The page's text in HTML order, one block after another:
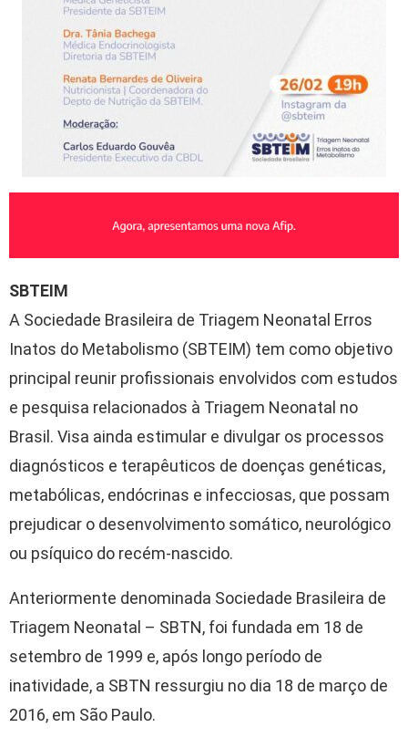
SBTEIM
A Sociedade Brasileira de Triagem Neonatal Erros
Inatos do Metabolismo (SBTEIM) tem como objetivo
principal reunir profissionais envolvidos com estudos
e pesquisa relacionados à Triagem Neonatal no
Brasil. Visa ainda estimular e divulgar os processos
diagnósticos e terapêuticos de doenças genéticas,
metabólicas, endócrinas e infecciosas, que possam
prejudicar o desenvolvimento somático, neurológico
ou psíquico do recém-nascido.
Anteriormente denominada Sociedade Brasileira de
Triagem Neonatal – SBTN, foi fundada em 18 de
setembro de 1999 e, após longo período de
inatividade, a SBTN ressurgiu no dia 18 de março de
2016, em São Paulo.